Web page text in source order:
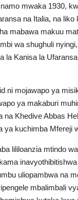
ya Majira ya
mwaka 1930,
na Italia, na
mabawa makuu
wa shughuli
la Kanisa la
ni mojawapo ya
ya makaburi
na Khedive Abbas
ya kuchimba Mfereji
lililoanzia mtindo
uliopambwa na
mbalimbali